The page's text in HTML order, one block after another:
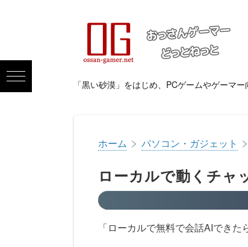
「黒い砂漠」をはじめ、PCゲームやゲーマ
ホーム > パソコン・ガジェット >
ローカルで動くチャ
「ローカルで無料で会話AIできた